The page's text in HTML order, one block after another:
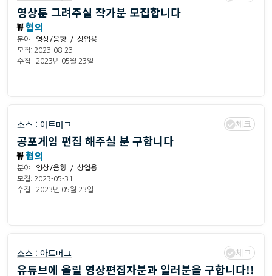
영상툰 그려주실 작가분 모집합니다
₩협의
분야 : 영상/음향 / 상업용
모집: 2023-08-23
수집 : 2023년 05월 23일
소스 : 아트머그 체크
공포게임 편집 해주실 분 구합니다
₩협의
분야 : 영상/음향 / 상업용
모집: 2023-05-31
수집 : 2023년 05월 23일
소스 : 아트머그 체크
유튜브에 올릴 영상편집자분과 일러분을 구합니다!!